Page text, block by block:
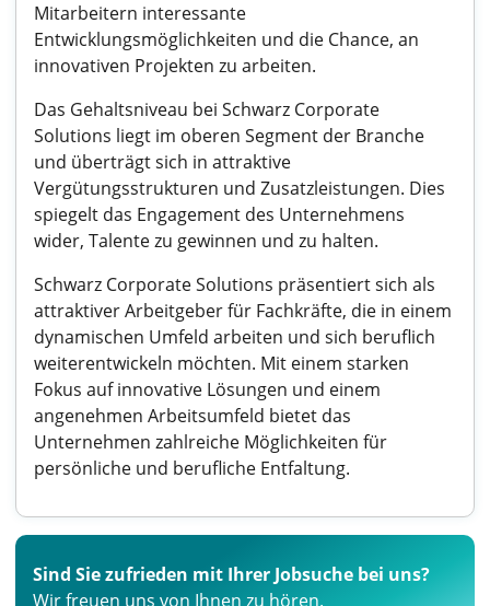
Mitarbeitern interessante
Entwicklungsmöglichkeiten und die Chance, an
innovativen Projekten zu arbeiten.
Das Gehaltsniveau bei Schwarz Corporate
Solutions liegt im oberen Segment der Branche
und überträgt sich in attraktive
Vergütungsstrukturen und Zusatzleistungen. Dies
spiegelt das Engagement des Unternehmens
wider, Talente zu gewinnen und zu halten.
Schwarz Corporate Solutions präsentiert sich als
attraktiver Arbeitgeber für Fachkräfte, die in einem
dynamischen Umfeld arbeiten und sich beruflich
weiterentwickeln möchten. Mit einem starken
Fokus auf innovative Lösungen und einem
angenehmen Arbeitsumfeld bietet das
Unternehmen zahlreiche Möglichkeiten für
persönliche und berufliche Entfaltung.
Sind Sie zufrieden mit Ihrer Jobsuche bei uns?
Wir freuen uns von Ihnen zu hören.